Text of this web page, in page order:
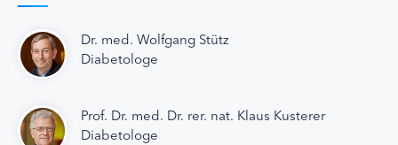
Dr. med. Wolfgang Stütz
Diabetologe
Prof. Dr. med. Dr. rer. nat. Klaus Kusterer
Diabetologe